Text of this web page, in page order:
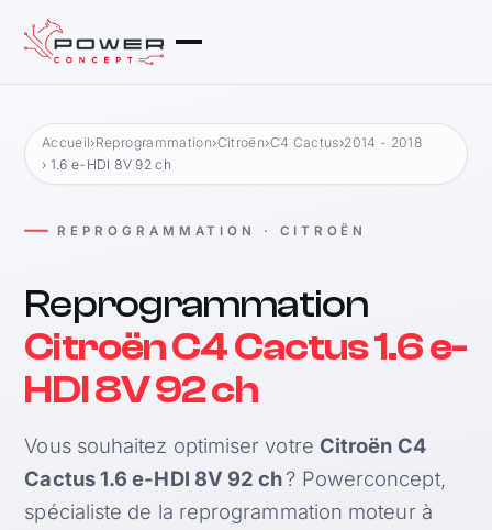
Accueil›Reprogrammation›Citroën›C4 Cactus›2014 - 2018
› 1.6 e-HDI 8V 92 ch
REPROGRAMMATION · CITROËN
Reprogrammation
Citroën C4 Cactus 1.6 e-
HDI 8V 92 ch
Vous souhaitez optimiser votre Citroën C4
Cactus 1.6 e-HDI 8V 92 ch? Powerconcept,
spécialiste de la reprogrammation moteur à